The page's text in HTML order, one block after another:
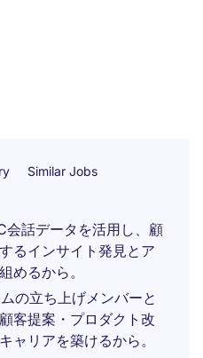
Similar Jobs
話データを活用し、顧
るインサイト発見とア
めるから。
の立ち上げメンバーと
客提案・プロダクト改
ャリアを築けるから。